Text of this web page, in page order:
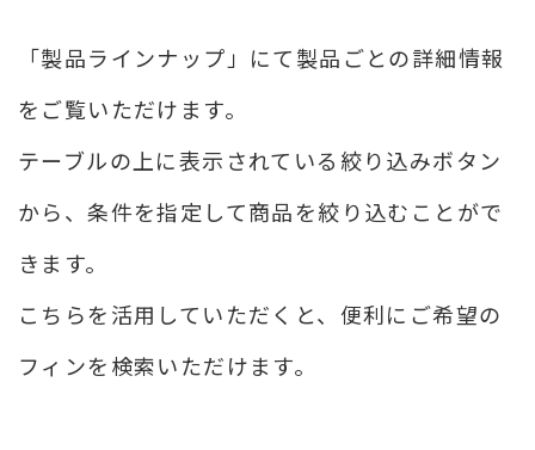
「製品ラインナップ」にて製品ごとの詳細情報
をご覧いただけます。
テーブルの上に表示されている絞り込みボタン
から、条件を指定して商品を絞り込むことがで
きます。
こちらを活用していただくと、便利にご希望の
フィンを検索いただけます。